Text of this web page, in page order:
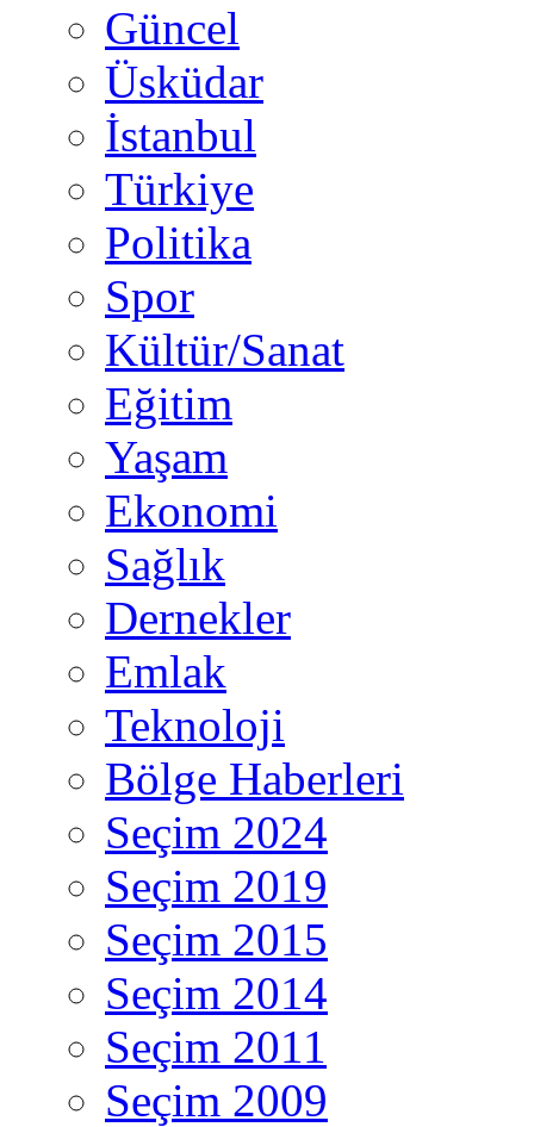
Güncel
Üsküdar
İstanbul
Türkiye
Politika
Spor
Kültür/Sanat
Eğitim
Yaşam
Ekonomi
Sağlık
Dernekler
Emlak
Teknoloji
Bölge Haberleri
Seçim 2024
Seçim 2019
Seçim 2015
Seçim 2014
Seçim 2011
Seçim 2009